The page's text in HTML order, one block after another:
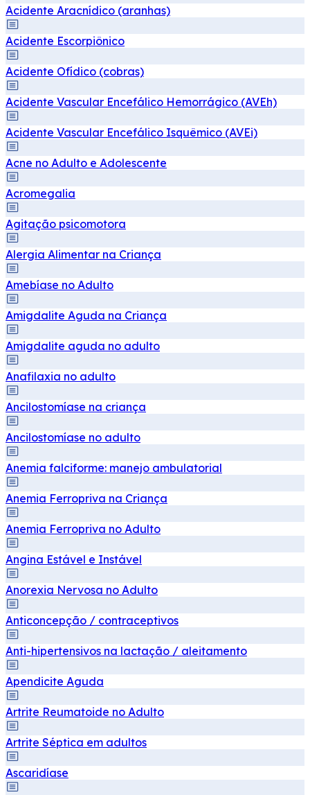
Acidente Aracnídico (aranhas)
Acidente Escorpiônico
Acidente Ofídico (cobras)
Acidente Vascular Encefálico Hemorrágico (AVEh)
Acidente Vascular Encefálico Isquêmico (AVEi)
Acne no Adulto e Adolescente
Acromegalia
Agitação psicomotora
Alergia Alimentar na Criança
Amebíase no Adulto
Amigdalite Aguda na Criança
Amigdalite aguda no adulto
Anafilaxia no adulto
Ancilostomíase na criança
Ancilostomíase no adulto
Anemia falciforme: manejo ambulatorial
Anemia Ferropriva na Criança
Anemia Ferropriva no Adulto
Angina Estável e Instável
Anorexia Nervosa no Adulto
Anticoncepção / contraceptivos
Anti-hipertensivos na lactação / aleitamento
Apendicite Aguda
Artrite Reumatoide no Adulto
Artrite Séptica em adultos
Ascaridíase